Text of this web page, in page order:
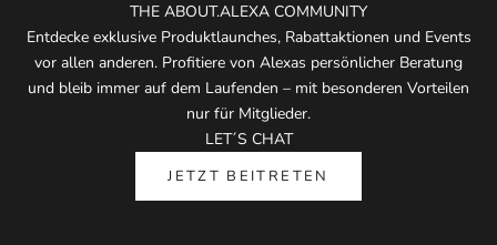
THE ABOUT.ALEXA COMMUNITY
Entdecke exklusive Produktlaunches, Rabattaktionen und Events
vor allen anderen. Profitiere von Alexas persönlicher Beratung
und bleib immer auf dem Laufenden – mit besonderen Vorteilen
nur für Mitglieder.
LET´S CHAT
JETZT BEITRETEN